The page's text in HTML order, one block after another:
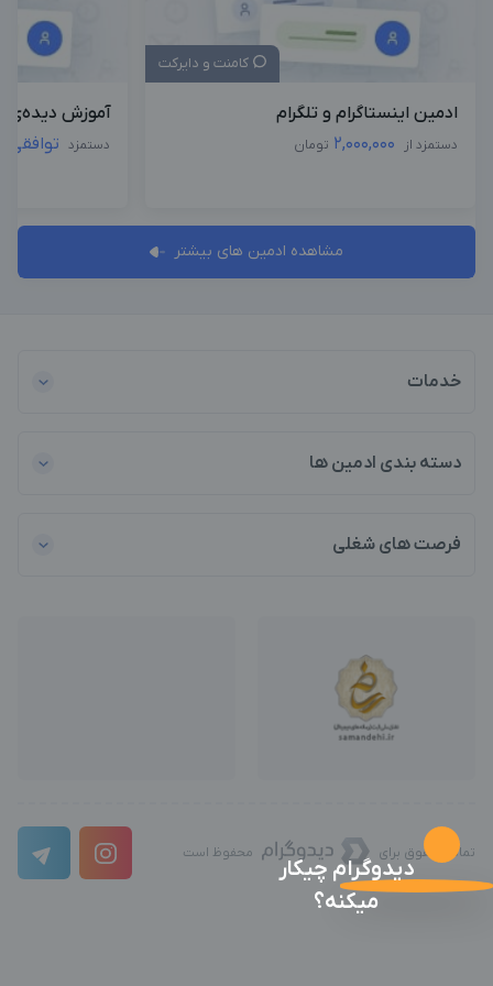
کامنت و دایرکت
ادمین اینستاگرام و تلگرام
دستمزد از 2,000,000 تومان
آموزش دیده‌ی
دستمزد توافقی
مشاهده ادمین های بیشتر
خدمات
دسته بندی ادمین ها
فرصت های شغلی
تمامی حقوق برای محفوظ است
دیدوگرام چیکار
میکنه؟